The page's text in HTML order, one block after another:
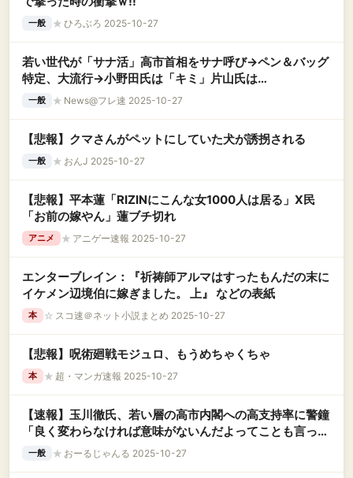
一般 ★ ひろぶろ 2025-10-27
若い世代が「サナ活」高市首相をサナ呼び→ペン＆バッグ
特定、大流行→小野田氏は「キミ」片山氏は…
一般 ★ News@フレ速 2025-10-27
【悲報】クマさんがペットにしていた犬が誘拐される
一般 ★ おんJ 2025-10-27
【悲報】平本蓮「RIZINにこんな女1000人は居る」X民
「お前の嫁やん」蓮ブチ切れ
アニメ ★ アニゲー速報 2025-10-27
エンターブレイン：『祈祷師アルマはすったもんだの末に
イケメン辺境伯に嫁ぎました。 上』 などの表紙
本 ☆ スコ速＠ネット小説まとめ 2025-10-27
【悲報】呪術廻戦モジュロ、もうめちゃくちゃ
本 ★ 超・マンガ速報 2025-10-27
【速報】玉川徹氏、若い層の高市内閣への高支持率に警鐘
「良く変わらなければ意味がないんだよってことも言って
おきたい」
一般 ★ おーるじゃんる 2025-10-27